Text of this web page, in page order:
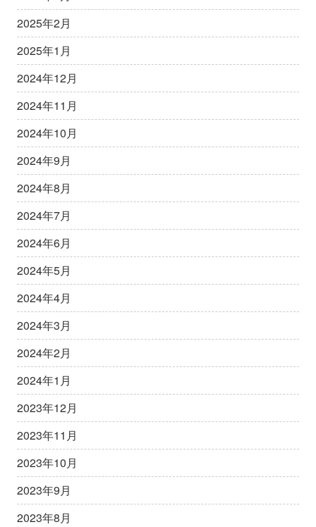
2025年2月
2025年1月
2024年12月
2024年11月
2024年10月
2024年9月
2024年8月
2024年7月
2024年6月
2024年5月
2024年4月
2024年3月
2024年2月
2024年1月
2023年12月
2023年11月
2023年10月
2023年9月
2023年8月